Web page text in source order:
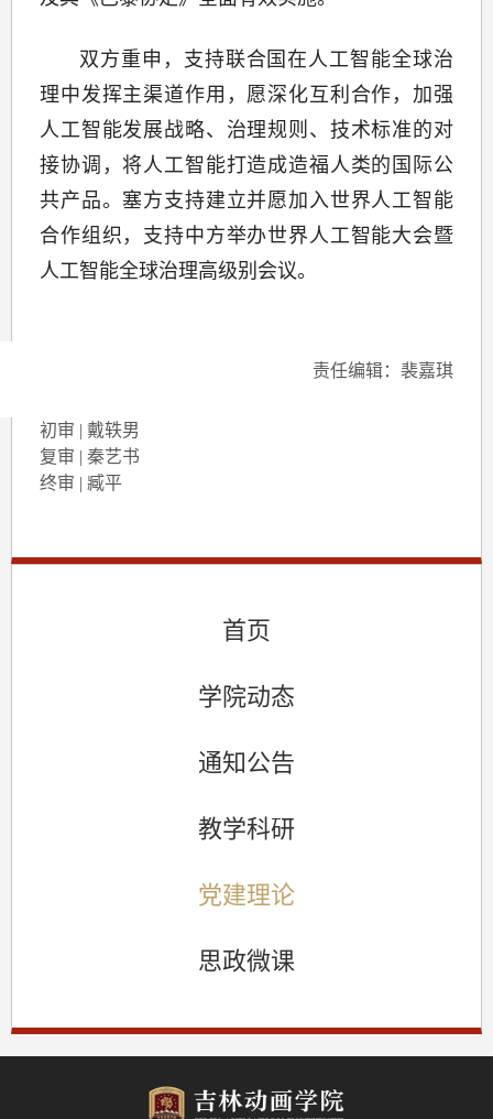
首页
学院动态
通知公告
教学科研
党建理论
思政微课
双方重申，支持联合国在人工智能全球治
理中发挥主渠道作用，愿深化互利合作，加强
人工智能发展战略、治理规则、技术标准的对
接协调，将人工智能打造成造福人类的国际公
共产品。塞方支持建立并愿加入世界人工智能
合作组织，支持中方举办世界人工智能大会暨
人工智能全球治理高级别会议。
责任编辑：裴嘉琪
初审 | 戴轶男
复审 | 秦艺书
终审 | 臧平